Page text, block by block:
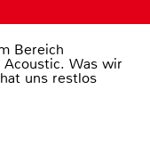
Bereich
Acoustic. Was wir
uns restlos